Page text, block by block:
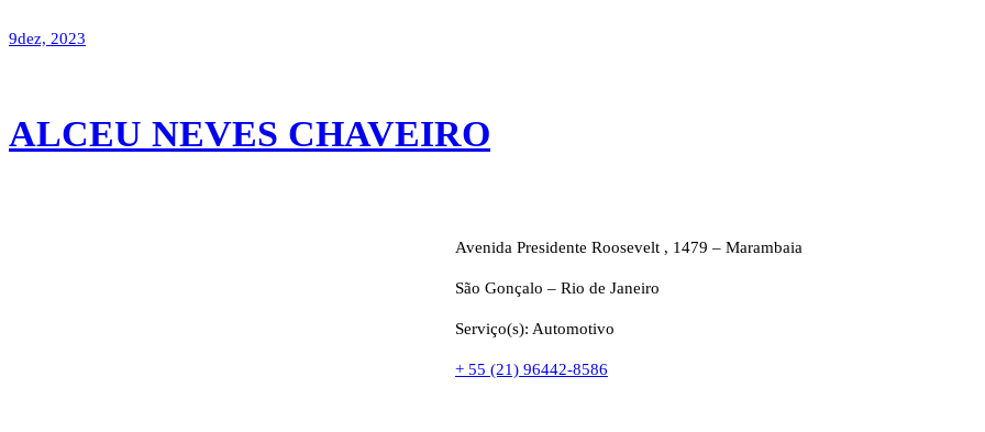
9dez, 2023
ALCEU NEVES CHAVEIRO
Avenida Presidente Roosevelt , 1479 – Marambaia
São Gonçalo – Rio de Janeiro
Serviço(s): Automotivo
+ 55 (21) 96442-8586